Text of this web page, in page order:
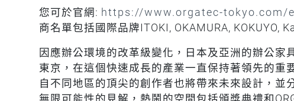
您可於官網: https://www.orgatec-tokyo.com/
商名單包括國際品牌ITOKI, OKAMURA, KOKUYO,
因應辦公環境的改革級變化，日本及亞洲的辦公
東京，在這個快速成長的產業一直保持著領先的重
自不同地區的頂尖的創作者也將帶來未來設計，
無限可能性的見解，熱鬧的空間包括頒獎典禮和